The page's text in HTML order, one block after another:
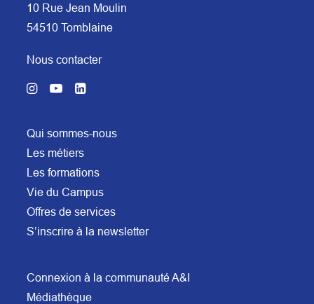
10 Rue Jean Moulin
54510 Tomblaine
Nous contacter
Qui sommes-nous
Les métiers
Les formations
Vie du Campus
Offres de services
S’inscrire à la newsletter
Connexion à la communauté A&I
Médiathèque